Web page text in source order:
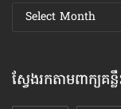
ស្វែងរក
ឯកសារ
ស្វែងរកតាមពាក្យគន្